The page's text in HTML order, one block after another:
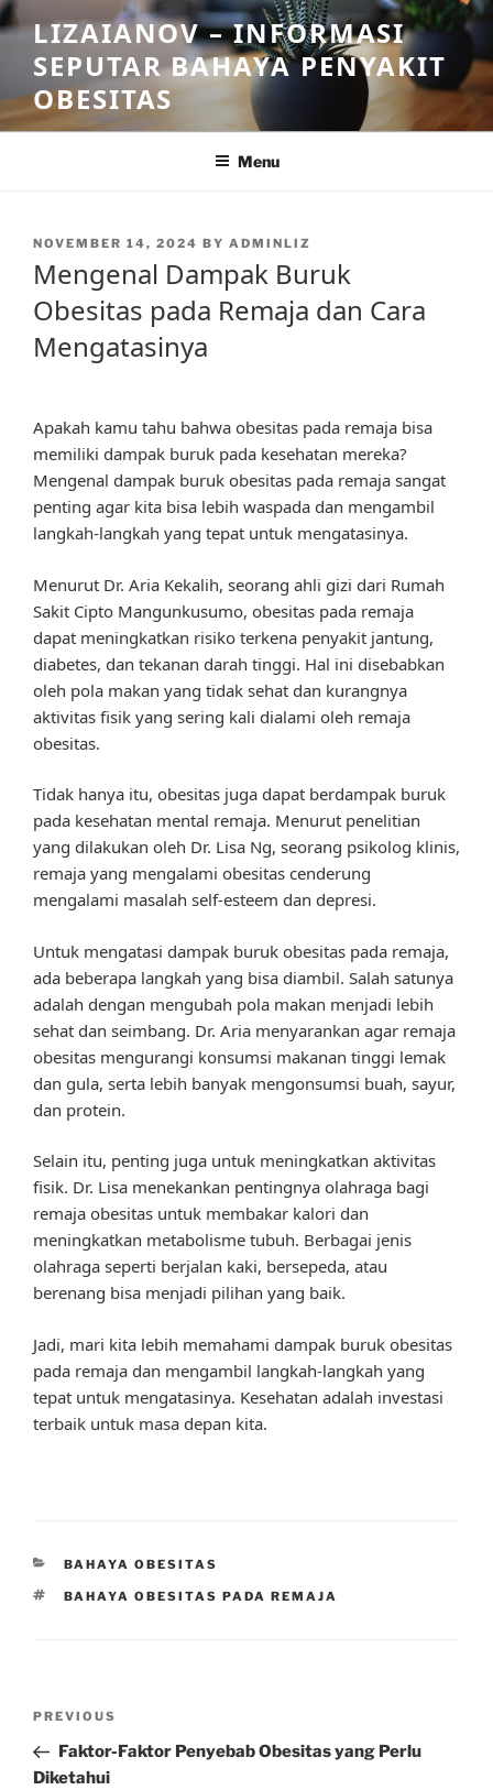
Skip
to
content
LIZAIANOV – INFORMASI
SEPUTAR BAHAYA PENYAKIT
OBESITAS
Menu
POSTED
NOVEMBER 14, 2024 BY ADMINLIZ
Mengenal Dampak Buruk
Obesitas pada Remaja dan Cara
Mengatasinya
Apakah kamu tahu bahwa obesitas pada remaja bisa
memiliki dampak buruk pada kesehatan mereka?
Mengenal dampak buruk obesitas pada remaja sangat
penting agar kita bisa lebih waspada dan mengambil
langkah-langkah yang tepat untuk mengatasinya.
Menurut Dr. Aria Kekalih, seorang ahli gizi dari Rumah
Sakit Cipto Mangunkusumo, obesitas pada remaja
dapat meningkatkan risiko terkena penyakit jantung,
diabetes, dan tekanan darah tinggi. Hal ini disebabkan
oleh pola makan yang tidak sehat dan kurangnya
aktivitas fisik yang sering kali dialami oleh remaja
obesitas.
Tidak hanya itu, obesitas juga dapat berdampak buruk
pada kesehatan mental remaja. Menurut penelitian
yang dilakukan oleh Dr. Lisa Ng, seorang psikolog klinis,
remaja yang mengalami obesitas cenderung
mengalami masalah self-esteem dan depresi.
Untuk mengatasi dampak buruk obesitas pada remaja,
ada beberapa langkah yang bisa diambil. Salah satunya
adalah dengan mengubah pola makan menjadi lebih
sehat dan seimbang. Dr. Aria menyarankan agar remaja
obesitas mengurangi konsumsi makanan tinggi lemak
dan gula, serta lebih banyak mengonsumsi buah, sayur,
dan protein.
Selain itu, penting juga untuk meningkatkan aktivitas
fisik. Dr. Lisa menekankan pentingnya olahraga bagi
remaja obesitas untuk membakar kalori dan
meningkatkan metabolisme tubuh. Berbagai jenis
olahraga seperti berjalan kaki, bersepeda, atau
berenang bisa menjadi pilihan yang baik.
Jadi, mari kita lebih memahami dampak buruk obesitas
pada remaja dan mengambil langkah-langkah yang
tepat untuk mengatasinya. Kesehatan adalah investasi
terbaik untuk masa depan kita.
CATEGORIES
BAHAYA OBESITAS
TAGS
BAHAYA OBESITAS PADA REMAJA
Previous
Post
PREVIOUS
Faktor-Faktor Penyebab Obesitas yang Perlu
Diketahui